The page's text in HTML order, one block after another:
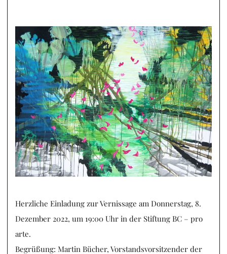
Herzliche Einladung zur Vernissage am Donnerstag, 8.
Dezember 2022, um 19:00 Uhr in der Stiftung BC – pro
arte.
Begrüßung: Martin Bücher, Vorstandsvorsitzender der